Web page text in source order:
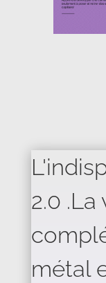
2.0 .La
métal